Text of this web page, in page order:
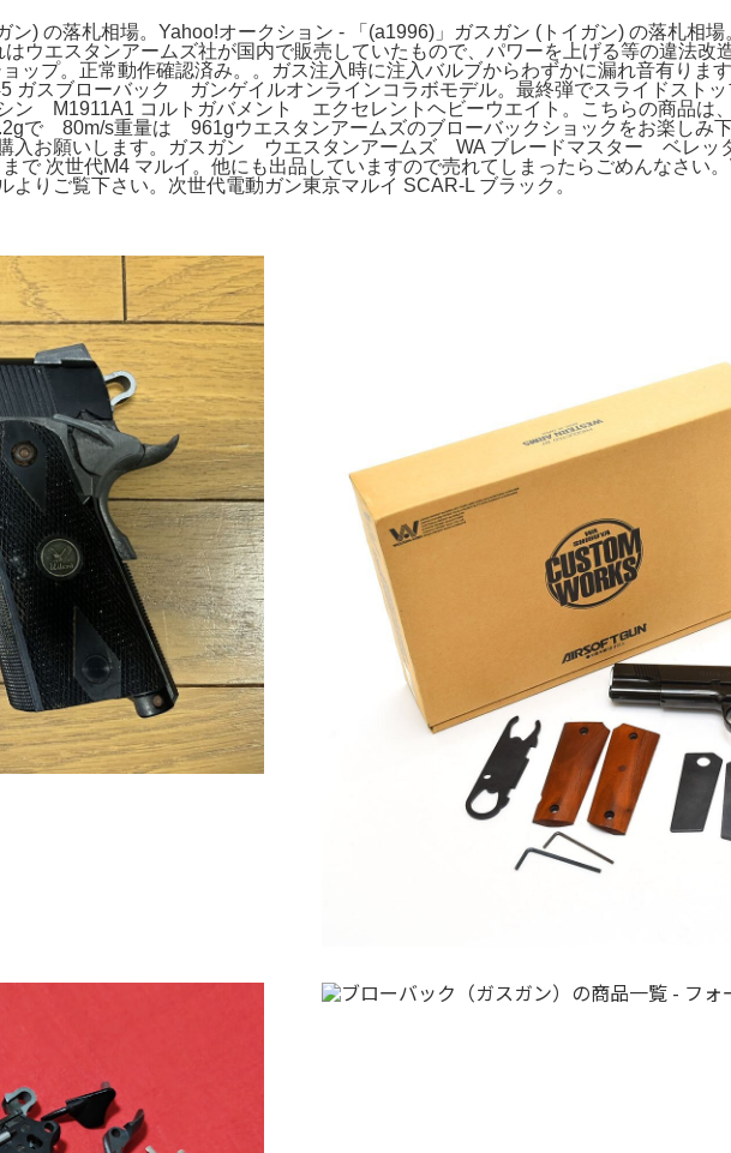
) の落札相場。Yahoo!オークション - 「(a1996)」ガスガン (トイガン) の落札相
はウエスタンアームズ社が国内で販売していたもので、パワーを上げる等の違法改
ップ。正常動作確認済み。。ガス注入時に注入バルブからわずかに漏れ音有りま
ガスブローバック ガンゲイルオンラインコラボモデル。最終弾でスライドストッ
ン M1911A1 コルトガバメント エクセレントヘビーウエイト。こちらの商品は
で 80m/s重量は 961gウエスタンアームズのブローバックショックをお楽しみ
入お願いします。ガスガン ウエスタンアームズ WA ブレードマスター ベレッ
で 次世代M4 マルイ。他にも出品していますので売れてしまったらごめんなさい
りご覧下さい。次世代電動ガン東京マルイ SCAR-L ブラック。